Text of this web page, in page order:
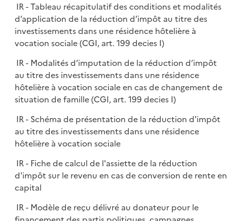
IR - Tableau récapitulatif des conditions et modalités
d’application de la réduction d’impôt au titre des
investissements dans une résidence hôtelière à
vocation sociale (CGI, art. 199 decies I)
IR - Modalités d’imputation de la réduction d’impôt
au titre des investissements dans une résidence
hôtelière à vocation sociale en cas de changement de
situation de famille (CGI, art. 199 decies I)
IR - Schéma de présentation de la réduction d'impôt
au titre des investissements dans une résidence
hôtelière à vocation sociale
IR - Fiche de calcul de l'assiette de la réduction
d'impôt sur le revenu en cas de conversion de rente en
capital
IR - Modèle de reçu délivré au donateur pour le